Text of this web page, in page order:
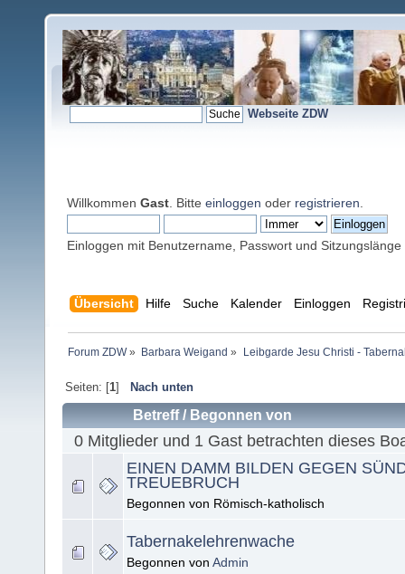
Webseite ZDW
Willkommen Gast . Bitte einloggen oder registrieren
Einloggen mit Benutzername, Passwort und Sitzungslänge
Übersicht Hilfe Suche Kalender Einloggen
Forum ZDW» Barbara Weigand » Leibgarde Jesu Christi -
Seiten: [1] Nach unten
Betreff/ Begonnen von
0 Mitglieder und 1 Gast betrachten dieses
EINEN DAMM BILDEN GEGEN
TREUEBRUCH
Begonnen von Römisch-katholisch
Tabernakelehrenwache
Begonnen von Admin